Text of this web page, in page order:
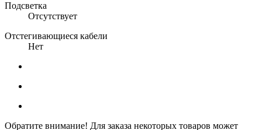
Подсветка
Отсутствует
Отстегивающиеся кабели
Нет
Обратите внимание! Для заказа некоторых товаров может